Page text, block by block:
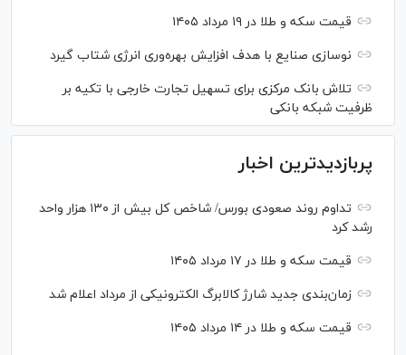
قیمت سکه و طلا در ۱۹ مرداد ۱۴۰۵
نوسازی صنایع با هدف افزایش بهره‌وری انرژی شتاب گیرد
تلاش بانک مرکزی برای تسهیل تجارت خارجی با تکیه بر
ظرفیت شبکه بانکی
پربازدیدترین اخبار
تداوم روند صعودی بورس/ شاخص کل بیش از ۱۳۰ هزار واحد
رشد کرد
قیمت سکه و طلا در ۱۷ مرداد ۱۴۰۵
زمان‌بندی جدید شارژ کالابرگ الکترونیکی از مرداد اعلام شد
قیمت سکه و طلا در ۱۴ مرداد ۱۴۰۵